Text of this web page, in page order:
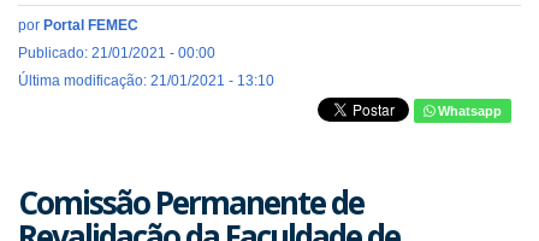
por Portal FEMEC
Publicado: 21/01/2021 - 00:00
Última modificação: 21/01/2021 - 13:10
Whatsapp
Comissão Permanente de